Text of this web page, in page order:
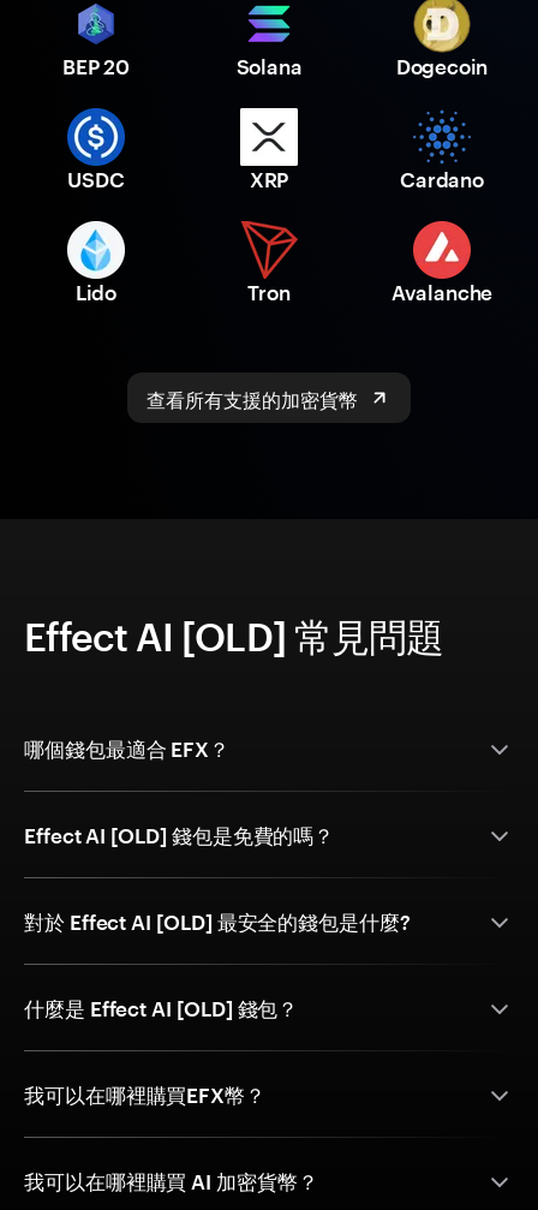
BEP 20 Solana Dogecoin
USDC XRP Cardano
Lido Tron Avalanche
查看所有支援的加密貨幣
Effect AI [OLD] 常見問題
哪個錢包最適合 EFX？
Effect AI [OLD] 錢包是免費的嗎？
對於 Effect AI [OLD] 最安全的錢包是什麼?
什麼是 Effect AI [OLD] 錢包？
我可以在哪裡購買EFX幣？
我可以在哪裡購買 AI 加密貨幣？